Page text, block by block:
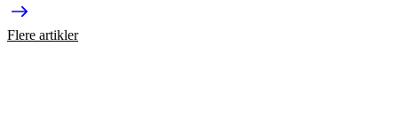
Flere artikler